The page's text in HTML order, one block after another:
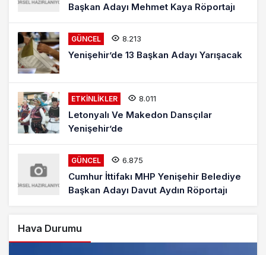
Başkan Adayı Mehmet Kaya Röportajı
GÜNCEL 8.213
Yenişehir’de 13 Başkan Adayı Yarışacak
ETKINLIKLER 8.011
Letonyalı Ve Makedon Dansçılar
Yenişehir’de
GÜNCEL 6.875
Cumhur İttifakı MHP Yenişehir Belediye
Başkan Adayı Davut Aydın Röportajı
Hava Durumu